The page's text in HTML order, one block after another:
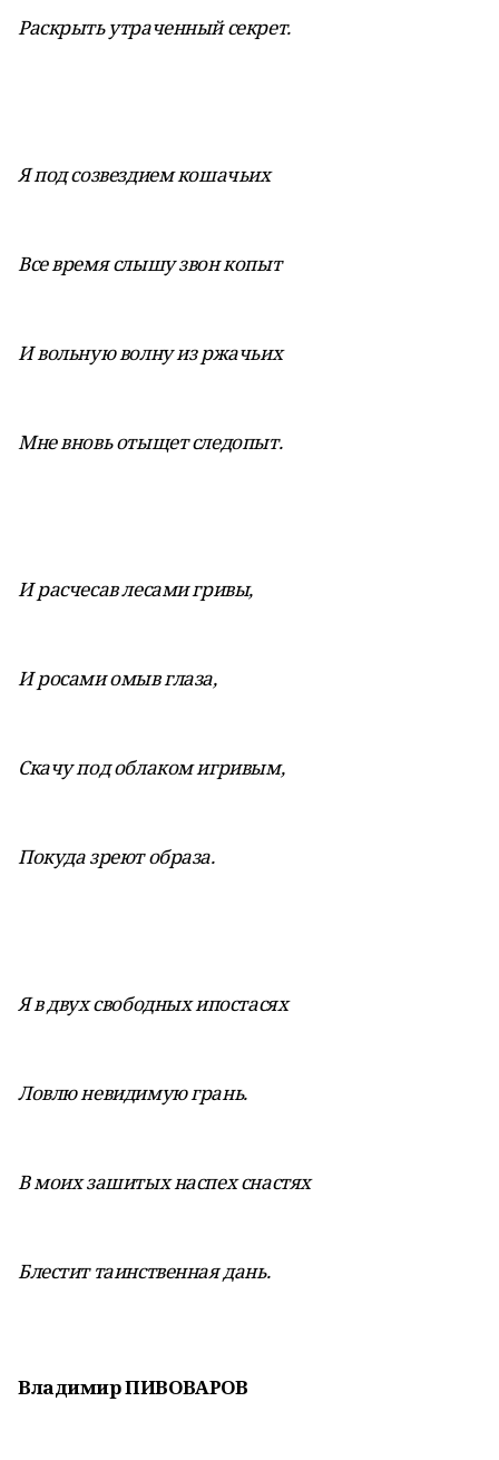
Раскрыть утраченный секрет.
Я под созвездием кошачьих
Все время слышу звон копыт
И вольную волну из ржачьих
Мне вновь отыщет следопыт.
И расчесав лесами гривы,
И росами омыв глаза,
Скачу под облаком игривым,
Покуда зреют образа.
Я в двух свободных ипостасях
Ловлю невидимую грань.
В моих зашитых наспех снастях
Блестит таинственная дань.
Владимир ПИВОВАРОВ